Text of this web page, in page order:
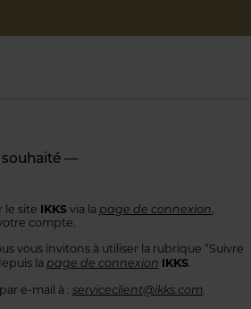
souhaité —
le site IKKSvia la page de connexion
compte.
vous invitons à utiliserla rubrique “Suivre
la page de connexion IKKS.
e-mail à : serviceclient@ikks.com